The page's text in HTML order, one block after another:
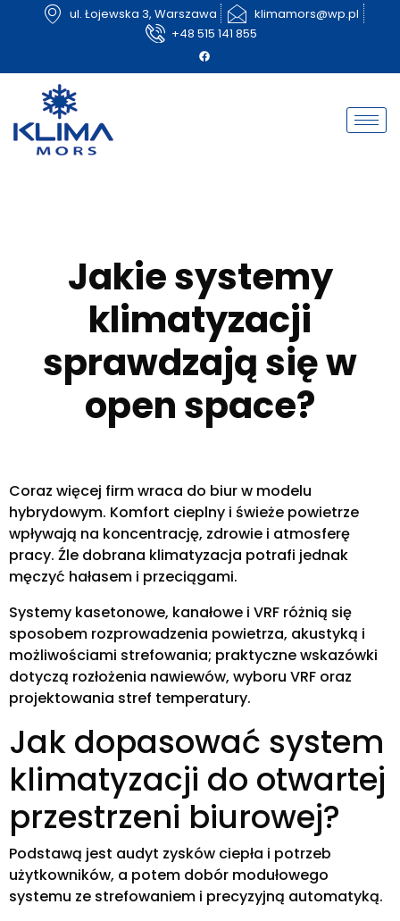
ul. Łojewska 3, Warszawa
klimamors@wp.pl
+48 515 141 855
Jakie systemy
klimatyzacji
sprawdzają się w
open space?
Coraz więcej firm wraca do biur w modelu
hybrydowym. Komfort cieplny i świeże powietrze
wpływają na koncentrację, zdrowie i atmosferę
pracy. Źle dobrana klimatyzacja potrafi jednak
męczyć hałasem i przeciągami.
Systemy kasetonowe, kanałowe i VRF różnią się
sposobem rozprowadzenia powietrza, akustyką i
możliwościami strefowania; praktyczne wskazówki
dotyczą rozłożenia nawiewów, wyboru VRF oraz
projektowania stref temperatury.
Jak dopasować system
klimatyzacji do otwartej
przestrzeni biurowej?
Podstawą jest audyt zysków ciepła i potrzeb
użytkowników, a potem dobór modułowego
systemu ze strefowaniem i precyzyjną automatyką.